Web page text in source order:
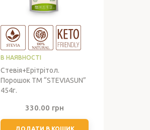
В НАЯВНОСТІ
Стевія+Ерітрітол.
Порошок ТМ “STEVIASUN”
454г.
330.00 грн